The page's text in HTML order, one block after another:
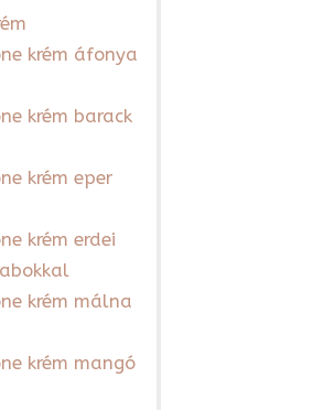
krém áfonya
krém barack
krém eper
krém erdei
krém málna
krém mangó